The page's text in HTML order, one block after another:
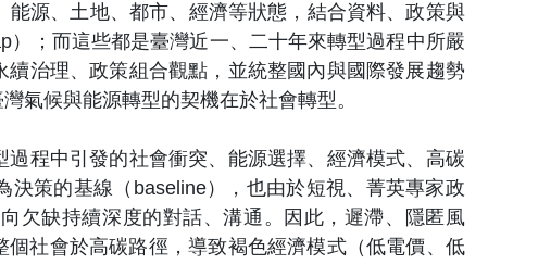
源、土地、都市、經濟等狀態，結合資料、政策與
；而這些都是臺灣近一、二十年來轉型過程中所嚴
治理、政策組合觀點，並統整國內與國際發展趨勢
氣候與能源轉型的契機在於社會轉型。
程中引發的社會衝突、能源選擇、經濟模式、高碳
策的基線（baseline），也由於短視、菁英專家政
欠缺持續深度的對話、溝通。因此，遲滯、隱匿風
社會於高碳路徑，導致褐色經濟模式（低電價、低